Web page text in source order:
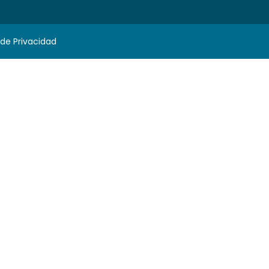
Privacidad